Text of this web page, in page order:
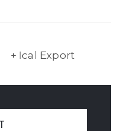
+ Ical Export